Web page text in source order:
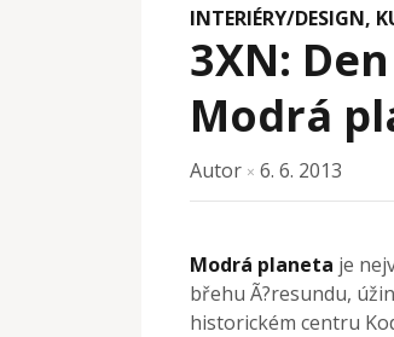
INTERIÉRY/DESIGN,
3XN:
Modrá
Autor × 6. 6. 2013
Modrá planeta je
břehu Ã?resundu,
historickém centru